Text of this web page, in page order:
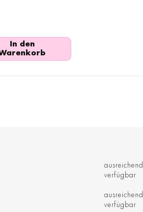
In den
ausreichend
verfügbar
ausreichend
verfügbar